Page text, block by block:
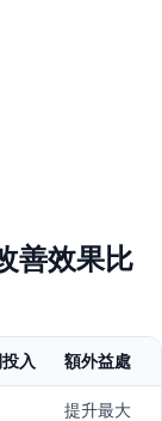
善效果比
入 額外益處
提升最大